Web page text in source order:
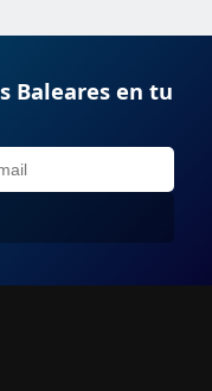
Baleares en tu